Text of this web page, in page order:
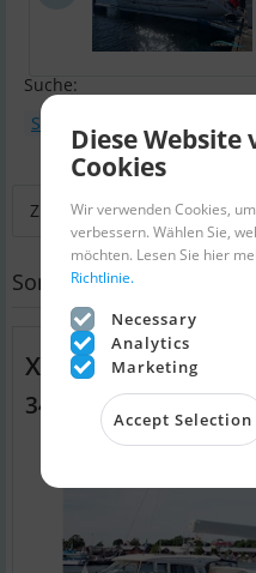
Suche:
Segel
Zurück zur Suche
Sort
X-Yachts Xc 42
349.000 EUR
Diese
Cookies
Wir verwenden Cookies,
verbessern. Wählen Sie,
möchten. Lesen Sie hier
Richtlinie.
Necessary
Analytics
Marketing
Accept Selection